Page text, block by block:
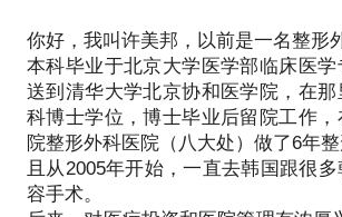
民营or公立医院？中国or韩国？如何
医院和医生；
价格是多少？如何在自己的预算范
果；
与医院和医生沟通要注意哪些方面
己的预期；
恢复过程怎么样，风险有哪些？帮你
投资人、管理者的多重思维与你分享
经营管理观点。
你好，我叫许美邦，以前是一名整形
本科毕业于北京大学医学部临床医
送到清华大学北京协和医学院，在
科博士学位，博士毕业后留院工作
院整形外科医院（八大处）做了6年
且从2005年开始，一直去韩国跟很
容手术。